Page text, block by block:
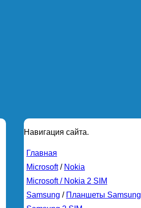
Навигация сайта.
Главная
Microsoft/ Nokia
Microsoft / Nokia 2 SIM
Samsung / Планшеты Samsung